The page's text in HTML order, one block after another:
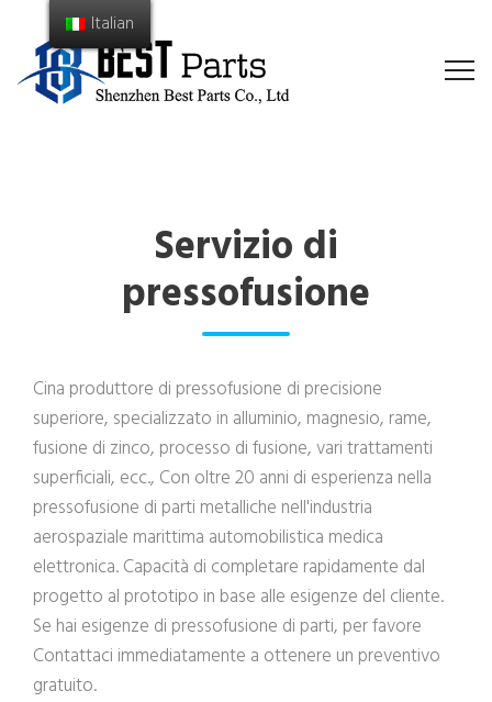
Servizio di
pressofusione
Cina produttore di pressofusione di precisione
superiore, specializzato in alluminio, magnesio, rame,
fusione di zinco, processo di fusione, vari trattamenti
superficiali, ecc., Con oltre 20 anni di esperienza nella
pressofusione di parti metalliche nell'industria
aerospaziale marittima automobilistica medica
elettronica. Capacità di completare rapidamente dal
progetto al prototipo in base alle esigenze del cliente.
Se hai esigenze di pressofusione di parti, per favore
Contattaci immediatamente a ottenere un preventivo
gratuito.
Italian